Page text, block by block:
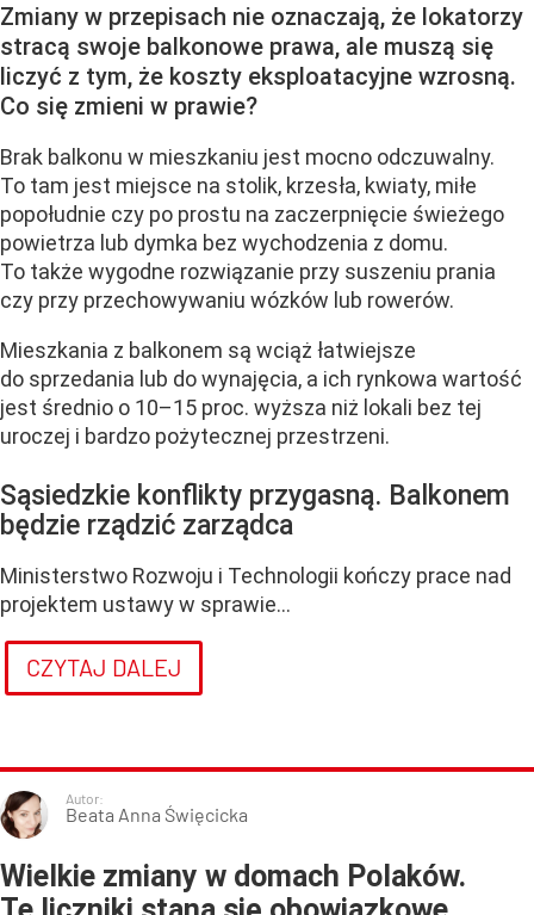
Zmiany w przepisach nie oznaczają, że lokatorzy
stracą swoje balkonowe prawa, ale muszą się
liczyć z tym, że koszty eksploatacyjne wzrosną.
Co się zmieni w prawie?
Brak balkonu w mieszkaniu jest mocno odczuwalny.
To tam jest miejsce na stolik, krzesła, kwiaty, miłe
popołudnie czy po prostu na zaczerpnięcie świeżego
powietrza lub dymka bez wychodzenia z domu.
To także wygodne rozwiązanie przy suszeniu prania
czy przy przechowywaniu wózków lub rowerów.
Mieszkania z balkonem są wciąż łatwiejsze
do sprzedania lub do wynajęcia, a ich rynkowa wartość
jest średnio o 10–15 proc. wyższa niż lokali bez tej
uroczej i bardzo pożytecznej przestrzeni.
Sąsiedzkie konflikty przygasną. Balkonem
będzie rządzić zarządca
Ministerstwo Rozwoju i Technologii kończy prace nad
projektem ustawy w sprawie...
CZYTAJ DALEJ
Autor:
Beata Anna Święcicka
Wielkie zmiany w domach Polaków.